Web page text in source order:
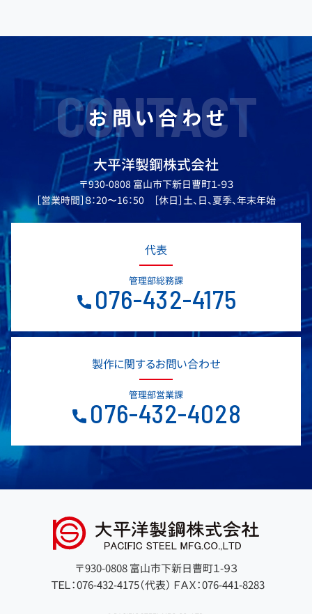
CONTACT
お問い合わせ
大平洋製鋼株式会社
〒930-0808 富山市下新日曹町１-９３
［営業時間］８：20〜16：50 ［休日］土、日、夏季、年末年始
代表
管理部総務課
076-432-4175
製作に関するお問い合わせ
管理部営業課
076-432-4028
〒930-0808 富山市下新日曹町１-９３
ＴＥＬ：076-432-4175（代表） ＦＡＸ：076-441-8283